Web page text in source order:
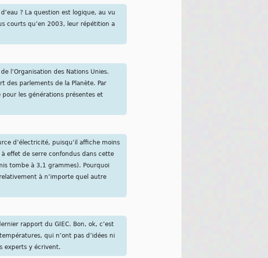
? La question est logique, au vu
courts qu’en 2003, leur répétition a
l’Organisation des Nations Unies.
des parlements de la Planète. Par
les générations présentes et
d’électricité, puisqu’il affiche moins
effet de serre confondus dans cette
tombe à 3,1 grammes). Pourquoi
à n’importe quel autre
rapport du GIEC. Bon, ok, c’est
qui n’ont pas d’idées ni
experts y écrivent.